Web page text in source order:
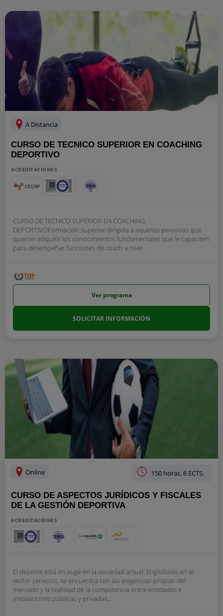
A Distancia
CURSO DE TECNICO SUPERIOR EN COACHING
DEPORTIVO
ACREDITACIONES
CURSO DE TECNICO SUPERIOR EN COACHING
DEPORTIVOFormación superior dirigida a aquellas personas que
quieran adquirir los conocimientos fundamentales que le capaciten
para desempeñar funciones de coach a nivel...
Ver programa
SOLICITAR INFORMACIÓN
Online 150 horas. 6 ECTS.
CURSO DE ASPECTOS JURÍDICOS Y FISCALES
DE LA GESTIÓN DEPORTIVA
ACREDITACIONES
El deporte está en auge en la sociedad actual. Englobado en el
sector servicios, se encuentra con las exigencias propias del
mercado y la realidad de la competencia entre entidades e
instalaciones públicas y privadas,...